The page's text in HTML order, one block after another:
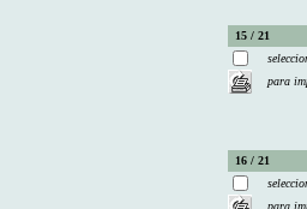
15 / 21
para
16 / 21
para